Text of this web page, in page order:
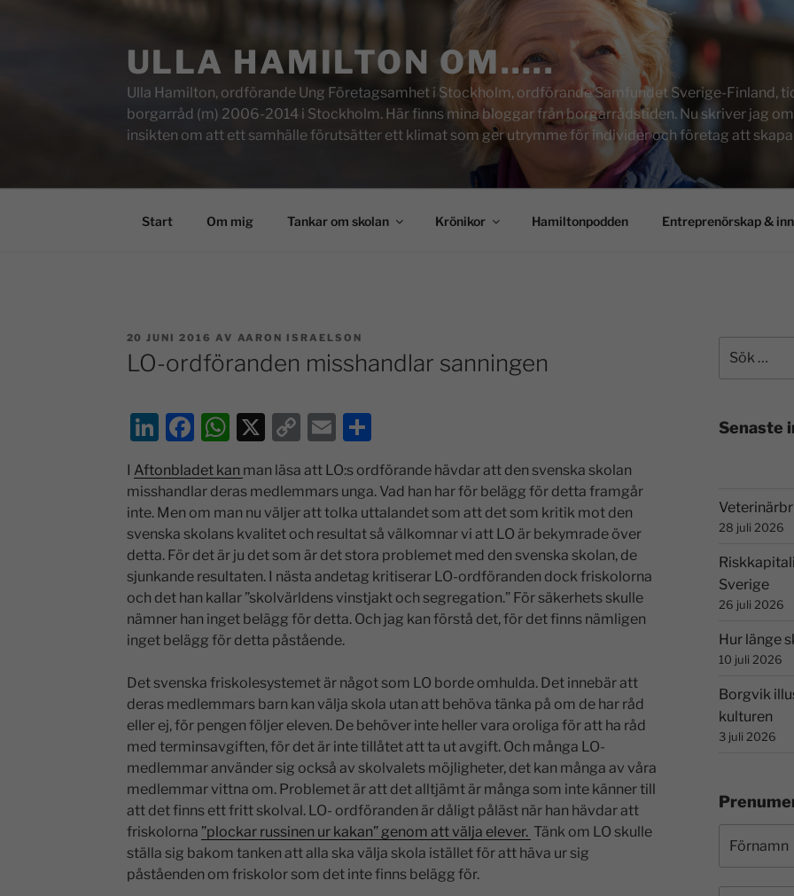
ULLA HAMILTON OM…..
Ulla Hamilton, ordförande Ung Företagsamhet i Stockholm, ordförande Samfundet Sverige-Finland,
borgarråd (m) 2006-2014 i Stockholm. Här finns mina bloggar från borgarrådstiden. Nu skriver jag
insikten om att ett samhälle förutsätter ett klimat som ger utrymme för individer och företag att
Start Om mig Tankar om skolan Krönikor Hamiltonpodden Entreprenörskap &
20 JUNI 2016 AV AARON ISRAELSON
LO-ordföranden misshandlar sanningen
Li
n
k
e
dI
n
F
a
c
e
b
o
o
k
W
at
s
A
p
p
X
C
p
y
Li
n
k
E
m
ai
l
D
el
a
Aftonbladet kan man läsa att LO:s ordförande hävdar att den svenska skolan
misshandlar deras medlemmars unga. Vad han har för belägg för detta framgår
inte. Men om man nu väljer att tolka uttalandet som att det som kritik mot den
svenska skolans kvalitet och resultat så välkomnar vi att LO är bekymrade över
detta. För det är ju det som är det stora problemet med den svenska skolan, de
sjunkande resultaten. I nästa andetag kritiserar LO-ordföranden dock friskolorna
och det han kallar ”skolvärldens vinstjakt och segregation.” För säkerhets skulle
nämner han inget belägg för detta. Och jag kan förstå det, för det finns nämligen
inget belägg för detta påstående.
Det svenska friskolesystemet är något som LO borde omhulda. Det innebär att
deras medlemmars barn kan välja skola utan att behöva tänka på om de har råd
eller ej, för pengen följer eleven. De behöver inte heller vara oroliga för att ha råd
med terminsavgiften, för det är inte tillåtet att ta ut avgift. Och många LO-
medlemmar använder sig också av skolvalets möjligheter, det kan många av våra
medlemmar vittna om. Problemet är att det alltjämt är många som inte känner till
att det finns ett fritt skolval. LO- ordföranden är dåligt påläst när han hävdar att
friskolorna ”plockar russinen ur kakan” genom att välja elever. Tänk om LO skulle
ställa sig bakom tanken att alla ska välja skola istället för att häva ur sig
påståenden om friskolor som det inte finns belägg för.
Senaste
28 juli 2026
Sverige
26 juli 2026
Hur länge
10 juli 2026
Borgvik
kulturen
3 juli 2026